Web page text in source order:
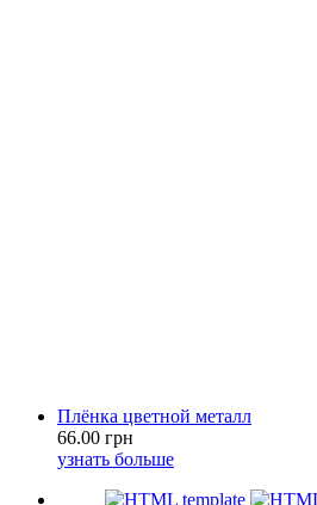
Плёнка цветной металл
66.00 грн
узнать больше